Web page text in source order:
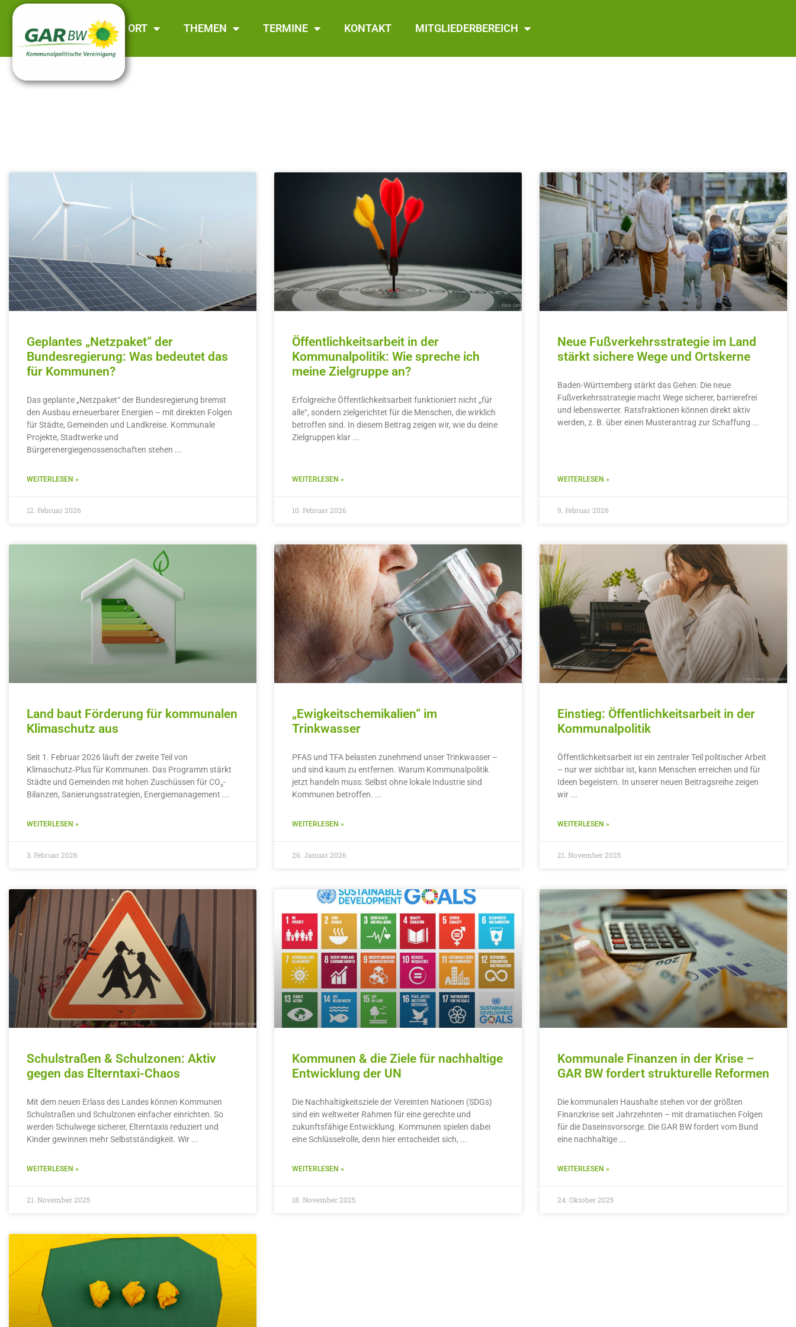
GAR BW VOR ORT THEMEN TERMINE KONTAKT MITGLIEDERBEREICH
Geplantes „Netzpaket“ der
Bundesregierung: Was bedeutet das
für Kommunen?
Das geplante „Netzpaket“ der Bundesregierung bremst
den Ausbau erneuerbarer Energien – mit direkten Folgen
für Städte, Gemeinden und Landkreise. Kommunale
Projekte, Stadtwerke und
Bürgerenergiegenossenschaften stehen
WEITERLESEN »
12. Februar 2026
Öffentlichkeitsarbeit in der
Kommunalpolitik: Wie spreche ich
meine Zielgruppe an?
Erfolgreiche Öffentlichkeitsarbeit funktioniert nicht „für
alle“, sondern zielgerichtet für die Menschen, die wirklich
betroffen sind. In diesem Beitrag zeigen wir, wie du deine
Zielgruppen klar
WEITERLESEN »
10. Februar 2026
Neue Fußverkehrsstrategie im Land
stärkt sichere Wege und Ortskerne
Baden-Württemberg stärkt das Gehen: Die neue
Fußverkehrsstrategie macht Wege sicherer, barrierefrei
und lebenswerter. Ratsfraktionen können direkt aktiv
werden, z. B. über einen Musterantrag zur Schaffung
WEITERLESEN »
9. Februar 2026
Land baut Förderung für kommunalen
Klimaschutz aus
Seit 1. Februar 2026 läuft der zweite Teil von
Klimaschutz‑Plus für Kommunen. Das Programm stärkt
Städte und Gemeinden mit hohen Zuschüssen für CO₂-
Bilanzen, Sanierungsstrategien, Energiemanagement
WEITERLESEN »
3. Februar 2026
„Ewigkeitschemikalien“ im
Trinkwasser
PFAS und TFA belasten zunehmend unser Trinkwasser –
und sind kaum zu entfernen. Warum Kommunalpolitik
jetzt handeln muss: Selbst ohne lokale Industrie sind
Kommunen betroffen.
WEITERLESEN »
26. Januar 2026
Einstieg: Öffentlichkeitsarbeit in der
Kommunalpolitik
Öffentlichkeitsarbeit ist ein zentraler Teil politischer Arbeit
– nur wer sichtbar ist, kann Menschen erreichen und für
Ideen begeistern. In unserer neuen Beitragsreihe zeigen
wir
WEITERLESEN »
21. November 2025
Schulstraßen & Schulzonen: Aktiv
gegen das Elterntaxi-Chaos
Mit dem neuen Erlass des Landes können Kommunen
Schulstraßen und Schulzonen einfacher einrichten. So
werden Schulwege sicherer, Elterntaxis reduziert und
Kinder gewinnen mehr Selbstständigkeit. Wir
WEITERLESEN »
21. November 2025
Kommunen & die Ziele für nachhaltige
Entwicklung der UN
Die Nachhaltigkeitsziele der Vereinten Nationen (SDGs)
sind ein weltweiter Rahmen für eine gerechte und
zukunftsfähige Entwicklung. Kommunen spielen dabei
eine Schlüsselrolle, denn hier entscheidet sich,
WEITERLESEN »
18. November 2025
Kommunale Finanzen in der Krise –
GAR BW fordert strukturelle Reformen
Die kommunalen Haushalte stehen vor der größten
Finanzkrise seit Jahrzehnten – mit dramatischen Folgen
für die Daseinsvorsorge. Die GAR BW fordert vom Bund
eine nachhaltige
WEITERLESEN »
24. Oktober 2025